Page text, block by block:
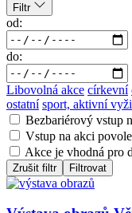
Filtr
od:
do:
Libovolná akce církevní
ostatní sport, aktivní
Bezbariérový vstup
Vstup na akci
Akce je vhodná pro
Zrušit filtr Filtrovat